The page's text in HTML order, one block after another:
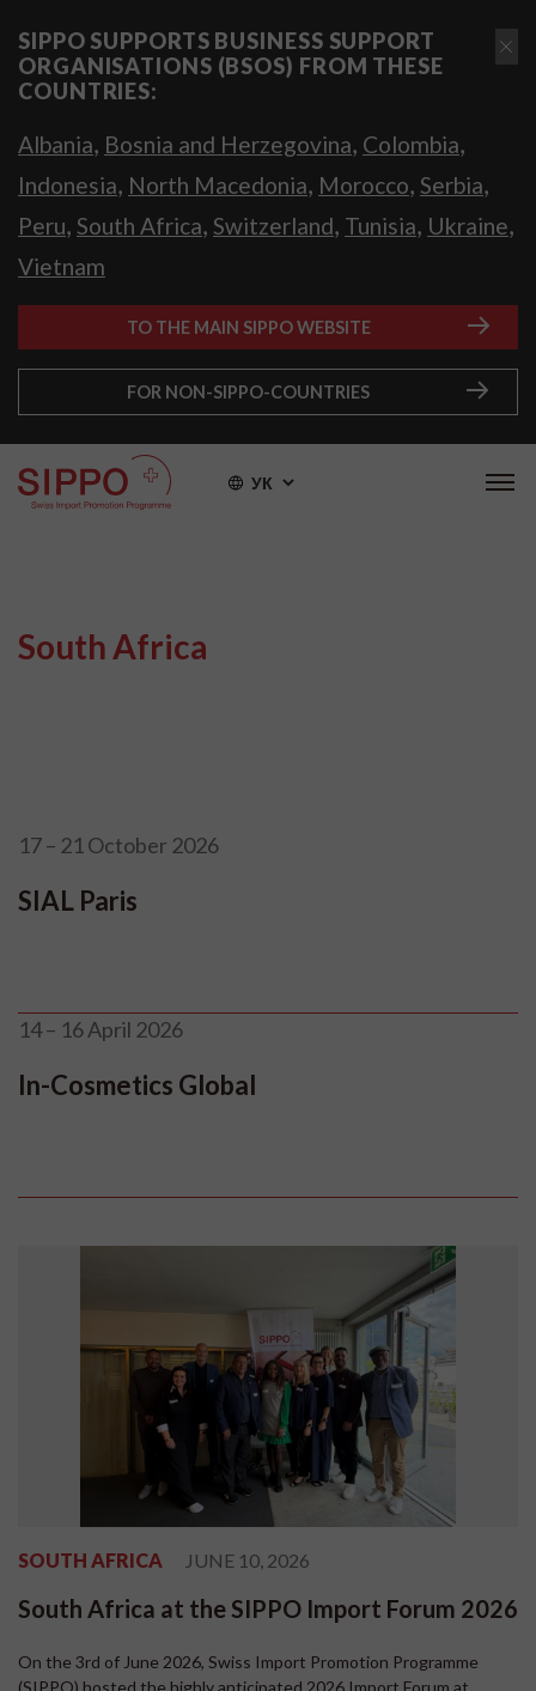
SIPPO SUPPORTS BUSINESS SUPPORT
ORGANISATIONS (BSOS) FROM THESE
COUNTRIES:
Albania, Bosnia and Herzegovina, Colombia,
Indonesia, North Macedonia, Morocco, Serbia,
Peru, South Africa, Switzerland, Tunisia, Ukraine,
Vietnam
TO THE MAIN SIPPO WEBSITE
FOR NON-SIPPO-COUNTRIES
УК
South Africa
17 – 21 October 2026
SIAL Paris
14 – 16 April 2026
In-Cosmetics Global
SOUTH AFRICA JUNE 10, 2026
South Africa at the SIPPO Import Forum 2026
On the 3rd of June 2026, Swiss Import Promotion Programme